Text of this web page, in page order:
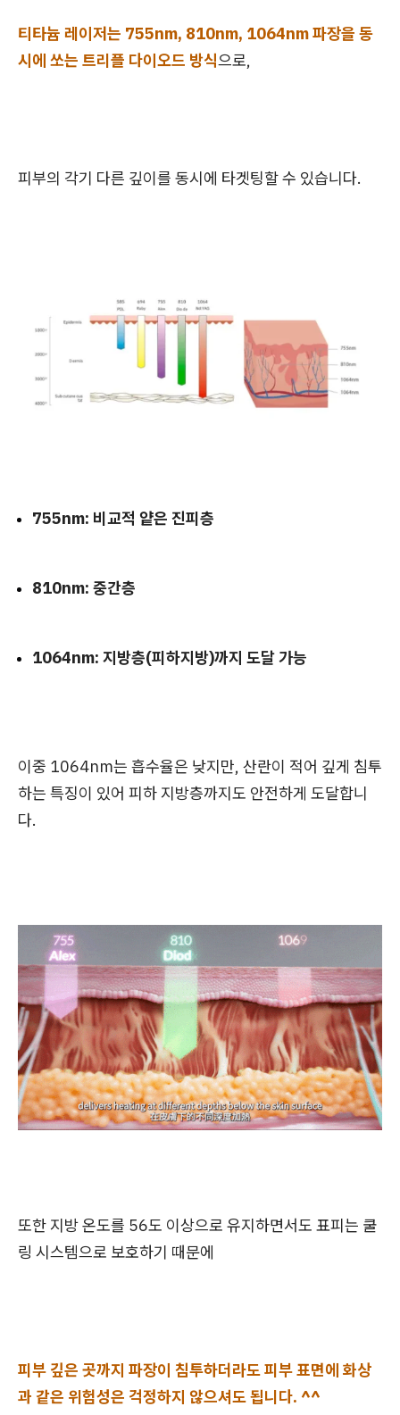
티타늄 레이저는 755nm, 810nm, 1064nm 파장을 동
시에 쏘는 트리플 다이오드 방식으로,
피부의 각기 다른 깊이를 동시에 타겟팅할 수 있습니다.
755nm: 비교적 얕은 진피층
810nm: 중간층
1064nm: 지방층(피하지방)까지 도달 가능
이중 1064nm는 흡수율은 낮지만, 산란이 적어 깊게 침투
하는 특징이 있어 피하 지방층까지도 안전하게 도달합니
다.
또한 지방 온도를 56도 이상으로 유지하면서도 표피는 쿨
링 시스템으로 보호하기 때문에
피부 깊은 곳까지 파장이 침투하더라도 피부 표면에 화상
과 같은 위험성은 걱정하지 않으셔도 됩니다. ^^